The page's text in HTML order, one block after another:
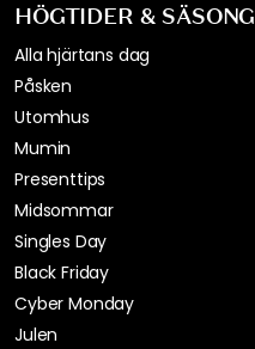
HÖGTIDER & SÄSONG
Alla hjärtans dag
Påsken
Utomhus
Mumin
Presenttips
Midsommar
Singles Day
Black Friday
Cyber Monday
Julen